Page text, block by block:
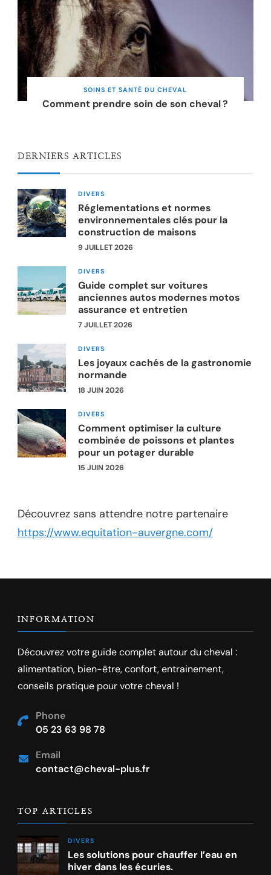
SOINS ET SANTÉ DU CHEVAL
Comment prendre soin de son cheval ?
DERNIERS ARTICLES
DIVERS
Réglementations et normes
environnementales clés pour la
construction de maisons
9 JUILLET 2026
DIVERS
Guide complet sur voitures
anciennes autos modernes motos
assurance et entretien
7 JUILLET 2026
DIVERS
Les joyaux cachés de la gastronomie
normande
18 JUIN 2026
DIVERS
Comment optimiser la culture
combinée de poissons et plantes
pour un potager durable
15 JUIN 2026
Découvrez sans attendre notre partenaire
https://www.equitation-auvergne.com/
INFORMATION
Découvrez votre guide complet autour du cheval :
alimentation, bien-être, confort, entrainement,
conseils pratique pour votre cheval !
Phone
05 23 63 98 78
Email
contact@cheval-plus.fr
TOP ARTICLES
DIVERS
Les solutions pour chauffer l’eau en
hiver dans les écuries.